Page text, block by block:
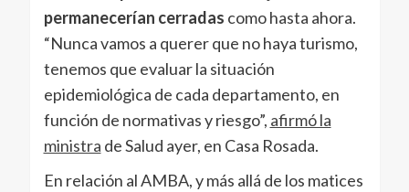
permanecerían cerradas como hasta ahora.
“Nunca vamos a querer que no haya turismo,
tenemos que evaluar la situación
epidemiológica de cada departamento, en
función de normativas y riesgo”, afirmó la
ministra de Salud ayer, en Casa Rosada.
En relación al AMBA, y más allá de los matices